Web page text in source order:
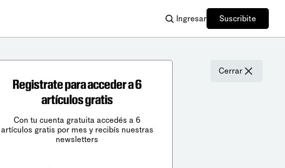
Ingresar Suscribite
Cerrar
Registrate para acceder a 6
artículos gratis
Con tu cuenta gratuita accedés a 6
artículos gratis por mes y recibís nuestras
newsletters